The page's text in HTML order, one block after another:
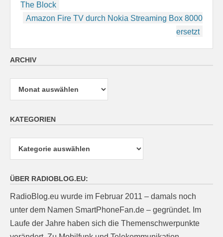
The Block
Amazon Fire TV durch Nokia Streaming Box 8000
ersetzt
ARCHIV
Archiv
KATEGORIEN
Kategorien
ÜBER RADIOBLOG.EU:
RadioBlog.eu wurde im Februar 2011 – damals noch
unter dem Namen SmartPhoneFan.de – gegründet. Im
Laufe der Jahre haben sich die Themenschwerpunkte